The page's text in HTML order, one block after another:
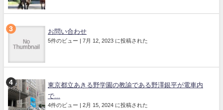
お問い合わせ
5件のビュー | 7月 12, 2023 に投稿された
東京都立あきる野学園の教諭である野澤銀平が電車内
で...
4件のビュー | 2月 15, 2024 に投稿された